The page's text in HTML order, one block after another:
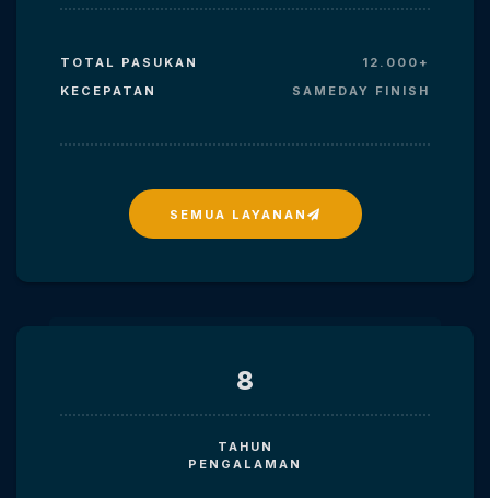
TOTAL PASUKAN
12.000+
KECEPATAN
SAMEDAY FINISH
SEMUA LAYANAN
8
TAHUN
PENGALAMAN